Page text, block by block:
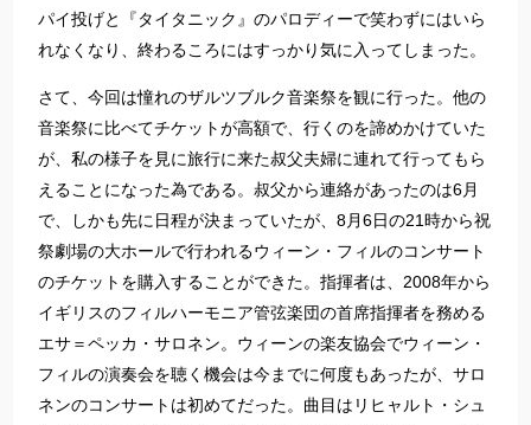
パイ投げと『タイタニック』のパロディーで笑わずにはいら
れなくなり、終わるころにはすっかり気に入ってしまった。
さて、今回は憧れのザルツブルク音楽祭を観に行った。他の
音楽祭に比べてチケットが高額で、行くのを諦めかけていた
が、私の様子を見に旅行に来た叔父夫婦に連れて行ってもら
えることになった為である。叔父から連絡があったのは6月
で、しかも先に日程が決まっていたが、8月6日の21時から祝
祭劇場の大ホールで行われるウィーン・フィルのコンサート
のチケットを購入することができた。指揮者は、2008年から
イギリスのフィルハーモニア管弦楽団の首席指揮者を務める
エサ＝ペッカ・サロネン。ウィーンの楽友協会でウィーン・
フィルの演奏会を聴く機会は今までに何度もあったが、サロ
ネンのコンサートは初めてだった。曲目はリヒャルト・シュ